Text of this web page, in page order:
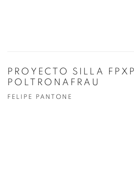
PROYECTO SILLA
POLTRONAFRAU
FELIPE PANTONE